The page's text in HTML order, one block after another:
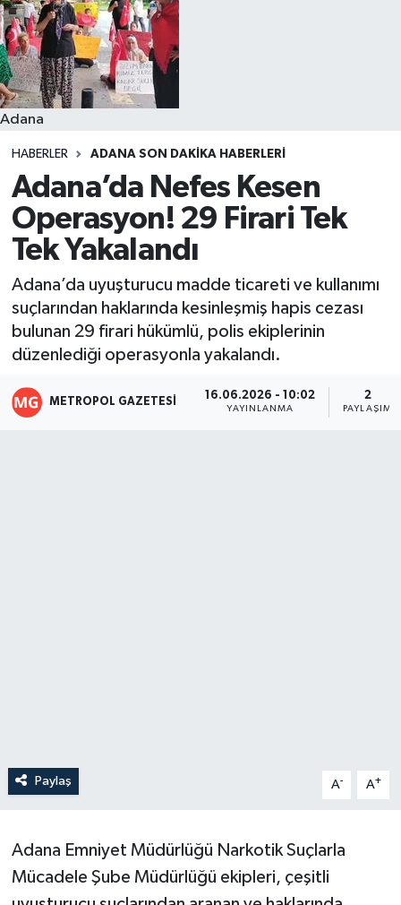
Adana
HABERLER ADANA SON DAKIKA HABERLERI
Adana’da Nefes Kesen
Operasyon! 29 Firari Tek
Tek Yakalandı
Adana’da uyuşturucu madde ticareti ve kullanımı
suçlarından haklarında kesinleşmiş hapis cezası
bulunan 29 firari hükümlü, polis ekiplerinin
düzenlediği operasyonla yakalandı.
METROPOL GAZETESI 16.06.2026 - 10:02
YAYINLANMA
2
PAYLAŞIM
Paylaş A- A+
Adana Emniyet Müdürlüğü Narkotik Suçlarla
Mücadele Şube Müdürlüğü ekipleri, çeşitli
Resmi İlanlar